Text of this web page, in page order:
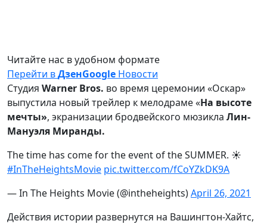
Читайте нас в удобном формате
Перейти вДзенGoogle Новости
Студия Warner Bros. во время церемонии «Оскар»
выпустила новый трейлер к мелодраме «На высоте
мечты», экранизации бродвейского мюзикла Лин-
Мануэля Миранды.
The time has come for the event of the SUMMER. ☀️
#InTheHeightsMovie pic.twitter.com/fCoYZkDK9A
— In The Heights Movie (@intheheights)April 26, 2021
Действия истории развернутся на Вашингтон-Хайтс,